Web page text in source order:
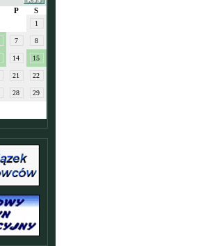
P S
1
7 8
14 15
21 22
28 29